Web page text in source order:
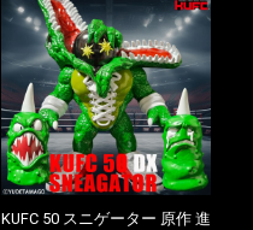
KUFC 50 スニゲーター 原作 進